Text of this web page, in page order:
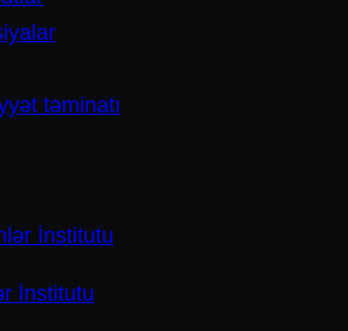
təminatı
İnstitutu